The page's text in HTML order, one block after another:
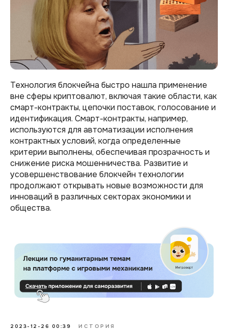
Технология блокчейна быстро нашла применение
вне сферы криптовалют, включая такие области, как
смарт-контракты, цепочки поставок, голосование и
идентификация. Смарт-контракты, например,
используются для автоматизации исполнения
контрактных условий, когда определенные
критерии выполнены, обеспечивая прозрачность и
снижение риска мошенничества. Развитие и
усовершенствование блокчейн технологии
продолжают открывать новые возможности для
инноваций в различных секторах экономики и
общества.
2023-12-26 00:39 ИСТОРИЯ